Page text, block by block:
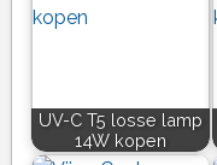
UV-C T5 losse lamp
14W kopen